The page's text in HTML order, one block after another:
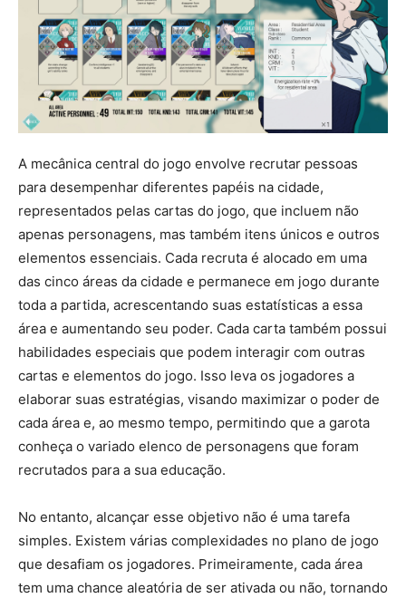
A mecânica central do jogo envolve recrutar pessoas
para desempenhar diferentes papéis na cidade,
representados pelas cartas do jogo, que incluem não
apenas personagens, mas também itens únicos e outros
elementos essenciais. Cada recruta é alocado em uma
das cinco áreas da cidade e permanece em jogo durante
toda a partida, acrescentando suas estatísticas a essa
área e aumentando seu poder. Cada carta também possui
habilidades especiais que podem interagir com outras
cartas e elementos do jogo. Isso leva os jogadores a
elaborar suas estratégias, visando maximizar o poder de
cada área e, ao mesmo tempo, permitindo que a garota
conheça o variado elenco de personagens que foram
recrutados para a sua educação.
No entanto, alcançar esse objetivo não é uma tarefa
simples. Existem várias complexidades no plano de jogo
que desafiam os jogadores. Primeiramente, cada área
tem uma chance aleatória de ser ativada ou não, tornando